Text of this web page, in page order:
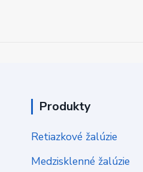
Produkty
Retiazkové žalúzie
Medzisklenné žalúzie